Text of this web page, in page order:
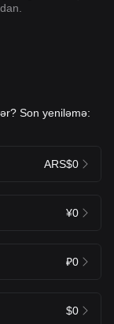
Son yeniləmə:
ARS$0
¥0
₽0
$0